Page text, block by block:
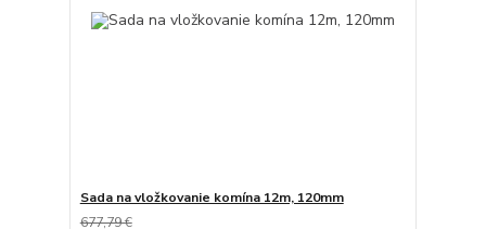
Sada na vložkovanie komína 12m, 120mm
677,79 €